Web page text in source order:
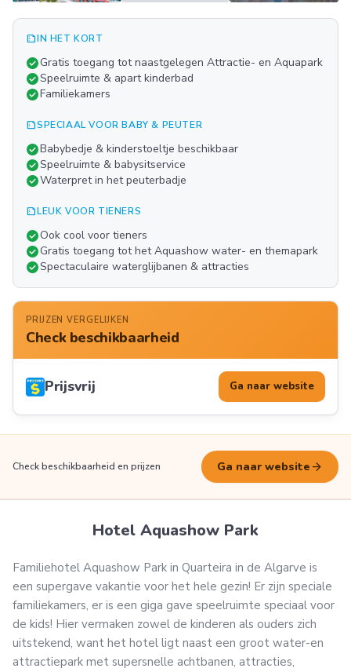
FOTO'S
summarizeIN HET KORT
check_circleGratis toegang tot naastgelegen Attractie- en Aquapark
check_circleSpeelruimte & apart kinderbad
check_circleFamiliekamers
summarizeSPECIAAL VOOR BABY & PEUTER
check_circleBabybedje & kinderstoeltje beschikbaar
check_circleSpeelruimte & babysitservice
check_circleWaterpret in het peuterbadje
summarizeLEUK VOOR TIENERS
check_circleOok cool voor tieners
check_circleGratis toegang tot het Aquashow water- en themapark
check_circleSpectaculaire waterglijbanen & attracties
PRIJZEN VERGELIJKEN
Check beschikbaarheid
Prijsvrij Ga naar website
Check beschikbaarheid en prijzen Ga naar website arrow_forward
Hotel Aquashow Park
Familiehotel Aquashow Park in Quarteira in de Algarve is
een supergave vakantie voor het hele gezin! Er zijn speciale
familiekamers, er is een giga gave speelruimte speciaal voor
de kids! Hier vermaken zowel de kinderen als ouders zich
uitstekend, want het hotel ligt naast een groot water-en
attractiepark met supersnelle achtbanen, attracties,